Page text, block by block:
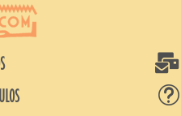

t